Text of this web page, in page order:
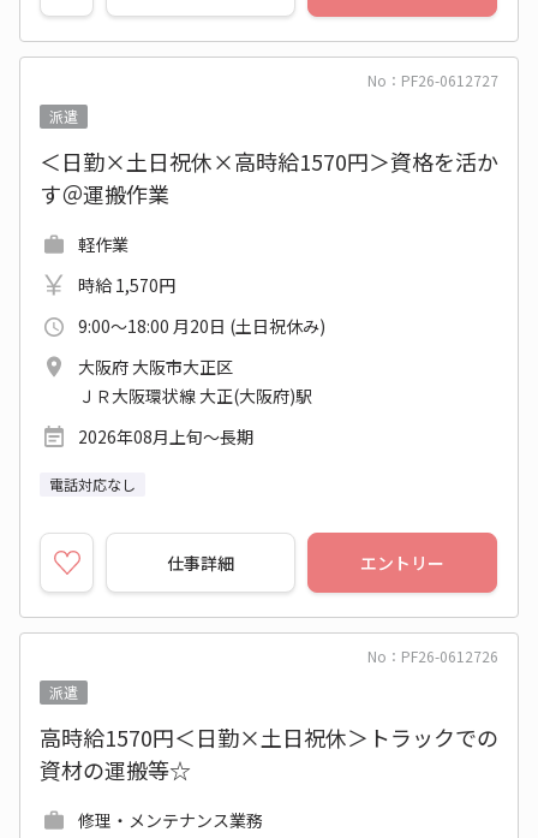
No：PF26-0612727
派遣
＜日勤×土日祝休×高時給1570円＞資格を活か
す＠運搬作業
軽作業
時給 1,570円
9:00～18:00 月20日 (土日祝休み)
大阪府 大阪市大正区
ＪＲ大阪環状線 大正(大阪府)駅
2026年08月上旬～長期
電話対応なし
仕事詳細 エントリー
No：PF26-0612726
派遣
高時給1570円＜日勤×土日祝休＞トラックでの
資材の運搬等☆
修理・メンテナンス業務